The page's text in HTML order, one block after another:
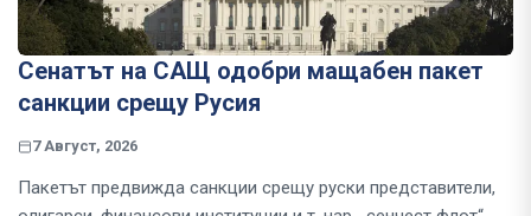
Сенатът на САЩ одобри мащабен пакет
санкции срещу Русия
7 Август, 2026
Пакетът предвижда санкции срещу руски представители,